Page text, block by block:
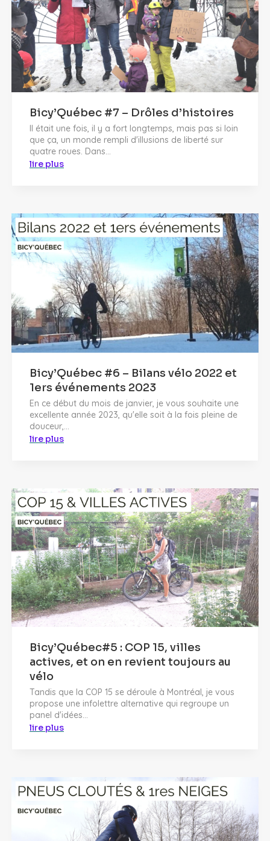
Bicy’Québec #7 – Drôles d’histoires
Il était une fois, il y a fort longtemps, mais pas si loin
que ça, un monde rempli d'illusions de liberté sur
quatre roues. Dans...
lire plus
Bicy’Québec #6 – Bilans vélo 2022 et
1ers événements 2023
En ce début du mois de janvier, je vous souhaite une
excellente année 2023, qu'elle soit à la fois pleine de
douceur,...
lire plus
Bicy’Québec#5 : COP 15, villes
actives, et on en revient toujours au
vélo
Tandis que la COP 15 se déroule à Montréal, je vous
propose une infolettre alternative qui regroupe un
panel d'idées...
lire plus